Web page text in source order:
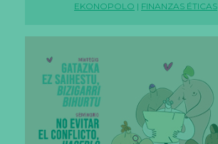
EKONOPOLO | FINANZAS ÉTICAS